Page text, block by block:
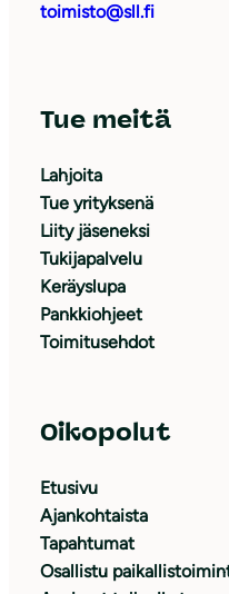
toimisto@sll.fi
Tue meitä
Lahjoita
Tue yrityksenä
Liity jäseneksi
Tukijapalvelu
Keräyslupa
Pankkiohjeet
Toimitusehdot
Oikopolut
Etusivu
Ajankohtaista
Tapahtumat
Osallistu